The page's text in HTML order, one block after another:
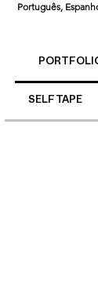
Português,
SELF TAPE